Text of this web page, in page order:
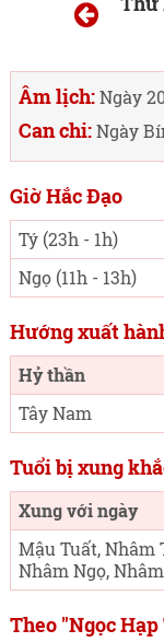
Âm lịch:Ngày
Can chi:Ngày
Giờ Hắc Đạo
Tý (23h - 1h)
Ngọ (11h - 13h)
Hướng xuất
Hỷ thần
Tây Nam
Tuổi bị xung
Xung với ngày
Mậu Tuất, Nhâm
Nhâm Ngọ,
Theo "Ngọc